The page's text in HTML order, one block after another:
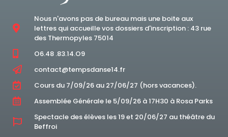
Nous n'avons pas de bureau mais une boite aux
lettres qui accueille vos dossiers d'inscription : 43 rue
des Thermopyles 75014
O6.48 .83.14.O9
contact@tempsdanse14.fr
Cours du 7/09/26 au 27/06/27 (hors vacances).
Assemblée Générale le 5/09/26 à 17H30 à Rosa Parks
Spectacle des élèves les 19 et 20/06/27 au théâtre du
Beffroi